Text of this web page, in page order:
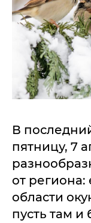
В
пятницу, 7
от
области
пусть там и